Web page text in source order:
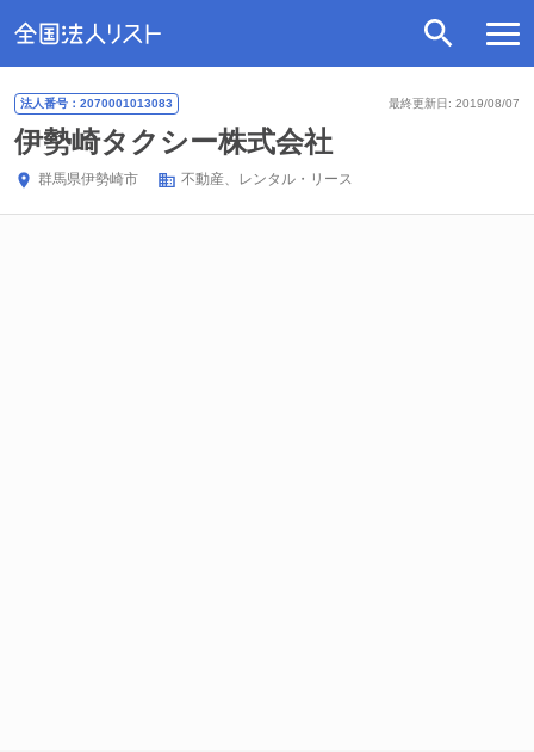
最終更新日: 2019/08/07
法人番号：2070001013083
伊勢崎タクシー株式会社
群馬県伊勢崎市 不動産、レンタル・リース